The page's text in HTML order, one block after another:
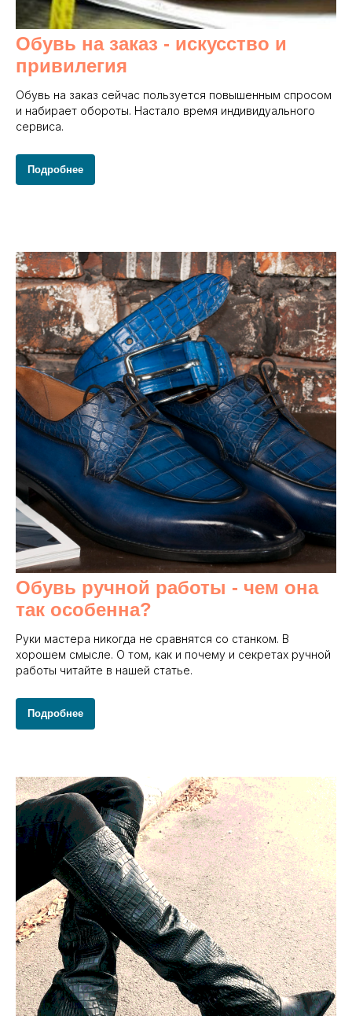
Обувь на заказ - искусство и
привилегия
Обувь на заказ сейчас пользуется повышенным спросом
и набирает обороты. Настало время индивидуального
сервиса.
Подробнее
Обувь ручной работы - чем она
так особенна?
Руки мастера никогда не сравнятся со станком. В
хорошем смысле. О том, как и почему и секретах ручной
работы читайте в нашей статье.
Подробнее